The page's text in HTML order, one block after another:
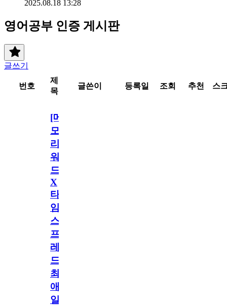
2025.08.18 13:28
영어공부 인증 게시판
글쓰기
번호
제
목
글쓴이 등록일 조회 추천 스
[메
모
리
워
드
X
타
임
스
프
레
드]
최
애
일